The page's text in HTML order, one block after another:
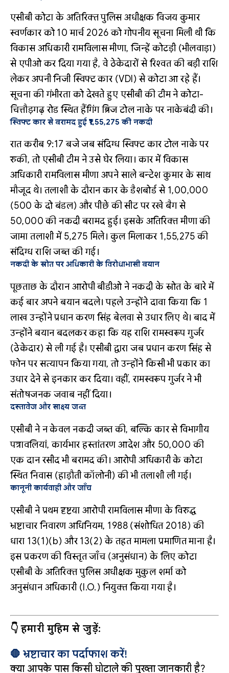
एसीबी कोटा के अतिरिक्त पुलिस अधीक्षक विजय कुमार
स्वर्णकार को 10 मार्च 2026 को गोपनीय सूचना मिली थी कि
विकास अधिकारी रामविलास मीणा, जिन्हें कोटड़ी (भीलवाड़ा)
से एपीओ कर दिया गया है, वे ठेकेदारों से रिश्वत की बड़ी राशि
लेकर अपनी निजी स्विफ्ट कार (VDI) से कोटा आ रहे हैं।
सूचना की गंभीरता को देखते हुए एसीबी की टीम ने कोटा-
चित्तौड़गढ़ रोड स्थित हैंगिंग ब्रिज टोल नाके पर नाकेबंदी की।
स्विफ्ट कार से बरामद हुई ₹1,55,275 की नकदी
रात करीब 9:17 बजे जब संदिग्ध स्विफ्ट कार टोल नाके पर
रुकी, तो एसीबी टीम ने उसे घेर लिया।कार में विकास
अधिकारी रामविलास मीणा अपने साले बन्टेश कुमार के साथ
मौजूद थे।तलाशी के दौरान कार के डैशबोर्ड से ₹1,00,000
(500 के दो बंडल) और पीछे की सीट पर रखे बैग से
₹50,000 की नकदी बरामद हुई।इसके अतिरिक्त मीणा की
जामा तलाशी में ₹5,275 मिले।कुल मिलाकर ₹1,55,275 की
संदिग्ध राशि जब्त की गई।
नकदी के स्रोत पर अधिकारी के विरोधाभासी बयान
पूछताछ के दौरान आरोपी बीडीओ ने नकदी के स्रोत के बारे में
कई बार अपने बयान बदले।पहले उन्होंने दावा किया कि ₹1
लाख उन्होंने प्रधान करण सिंह बेलवा से उधार लिए थे।बाद में
उन्होंने बयान बदलकर कहा कि यह राशि रामस्वरूप गुर्जर
(ठेकेदार) से ली गई है।एसीबी द्वारा जब प्रधान करण सिंह से
फोन पर सत्यापन किया गया, तो उन्होंने किसी भी प्रकार का
उधार देने से इनकार कर दिया।वहीं, रामस्वरूप गुर्जर ने भी
संतोषजनक जवाब नहीं दिया।
दस्तावेज और साक्ष्य जब्त
एसीबी ने न केवल नकदी जब्त की, बल्कि कार से विभागीय
पत्रावलियां, कार्यभार हस्तांतरण आदेश और ₹50,000 की
एक दान रसीद भी बरामद की। आरोपी अधिकारी के कोटा
स्थित निवास (हाड़ौती कॉलोनी) की भी तलाशी ली गई।
कानूनी कार्यवाही और जाँच
एसीबी ने प्रथम दृष्टया आरोपी रामविलास मीणा के विरुद्ध
भ्रष्टाचार निवारण अधिनियम, 1988 (संशोधित 2018) की
धारा 13(1)(b) और 13(2) के तहत मामला प्रमाणित माना है।
इस प्रकरण की विस्तृत जाँच (अनुसंधान) के लिए कोटा
एसीबी के अतिरिक्त पुलिस अधीक्षक मुकुल शर्मा को
अनुसंधान अधिकारी (I.O.) नियुक्त किया गया है।
👇 हमारी मुहिम से जुड़ें:
🛑 भ्रष्टाचार का पर्दाफाश करें!
क्या आपके पास किसी घोटाले की पुख्ता जानकारी है?